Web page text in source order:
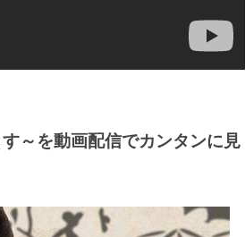
～を動画配信でカンタンに見